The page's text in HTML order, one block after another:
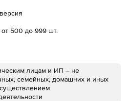
500 до 999 шт.
лицам и ИП – не
семейных, домашних и иных